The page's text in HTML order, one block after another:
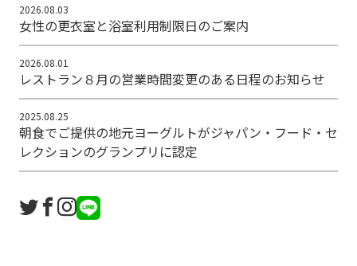
2026.08.03
女性の更衣室と浴室利用制限日のご案内
2026.08.01
レストラン８月の営業時間変更のある日程のお知らせ
2025.08.25
朝食でご提供の地元ヨーグルトがジャパン・フード・セ
レクションのグランプリに認定